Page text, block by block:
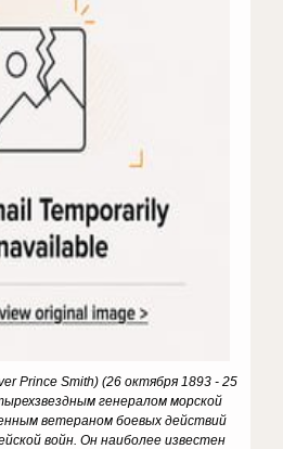
Prince Smith) (26 октября 1893 - 25
генералом морской
ветераном боевых действий
войн. Он наиболее известен